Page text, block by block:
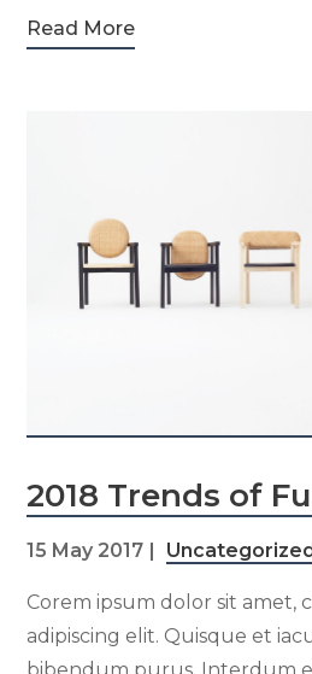
Read More
2018 Trends of
15 May 2017
Corem ipsum dolor sit amet,
adipiscing elit. Quisque et